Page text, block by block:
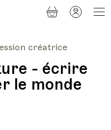
créatrice
- écrire
le monde
Panier
Mon